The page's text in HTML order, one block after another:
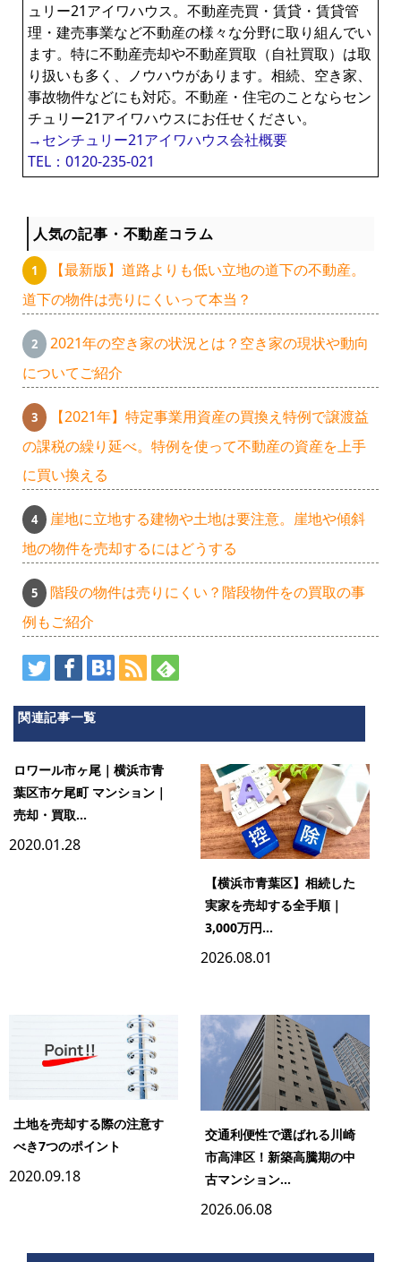
ュリー21アイワハウス。不動産売買・賃貸・賃貸管
理・建売事業など不動産の様々な分野に取り組んでい
ます。特に不動産売却や不動産買取（自社買取）は取
り扱いも多く、ノウハウがあります。相続、空き家、
事故物件などにも対応。不動産・住宅のことならセン
チュリー21アイワハウスにお任せください。
→センチュリー21アイワハウス会社概要
TEL：0120-235-021
人気の記事・不動産コラム
【最新版】道路よりも低い立地の道下の不動産。
道下の物件は売りにくいって本当？
2021年の空き家の状況とは？空き家の現状や動向
についてご紹介
【2021年】特定事業用資産の買換え特例で譲渡益
の課税の繰り延べ。特例を使って不動産の資産を上手
に買い換える
崖地に立地する建物や土地は要注意。崖地や傾斜
地の物件を売却するにはどうする
階段の物件は売りにくい？階段物件をの買取の事
例もご紹介
関連記事一覧
ロワール市ヶ尾｜横浜市青
葉区市ケ尾町 マンション｜
売却・買取...
2020.01.28
【横浜市青葉区】相続した
実家を売却する全手順｜
3,000万円...
2026.08.01
土地を売却する際の注意す
べき7つのポイント
2020.09.18
交通利便性で選ばれる川崎
市高津区！新築高騰期の中
古マンション...
2026.06.08